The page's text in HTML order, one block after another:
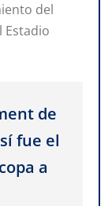
del
Estadio
de
fue el
a